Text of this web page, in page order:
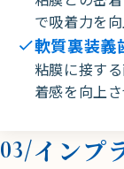
で吸着力を
軟質裏装義
粘膜に接す
着感を向上
03/インプ